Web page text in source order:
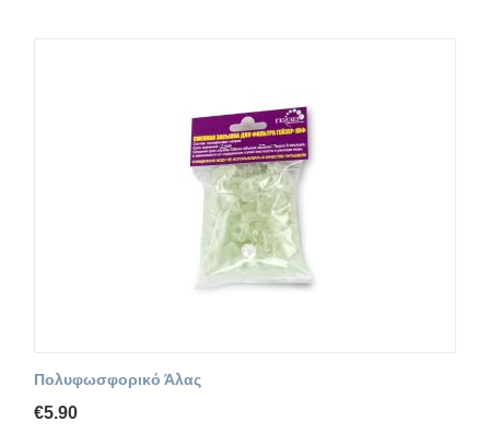
Πολυφωσφορικό Άλας
€5.90